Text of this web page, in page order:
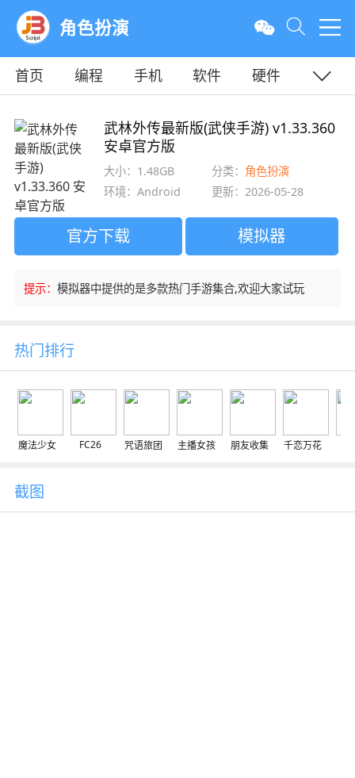
角色扮演
首页 编程 手机 软件
硬件
武林外传最新版(武侠手游) v1.33.360
安卓官方版
大小：1.48GB 分类： 角色扮演
环境：Android
更新：2026-05-28
官方下载 模拟器
提示： 模拟器中提供的是多款热门手游集合,欢迎大家试玩
热门排行
魔法少女 FC26 咒语旅团 主播女孩 朋友收集 千恋万花
截图